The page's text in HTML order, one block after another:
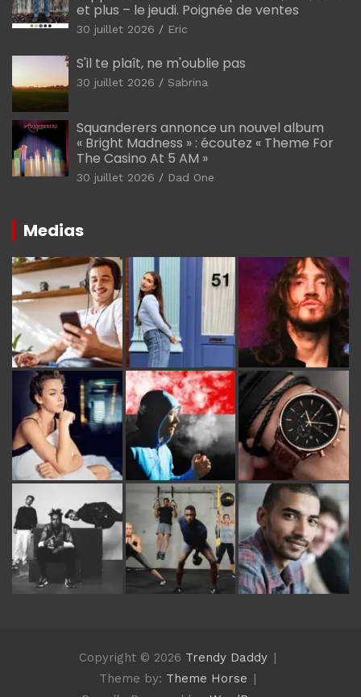
et plus – le jeudi. Poignée de ventes
30 juillet 2026 Eric
S'il te plaît, ne m'oublie pas
30 juillet 2026 Sabrina
Squanderers annonce un nouvel album
« Bright Madness » : écoutez « Theme For
The Casino At 5 AM »
30 juillet 2026 Dad One
Medias
Copyright © 2026 Trendy Daddy
Theme by: Theme Horse